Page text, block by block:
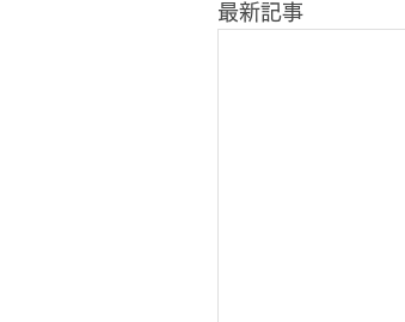
最新記事